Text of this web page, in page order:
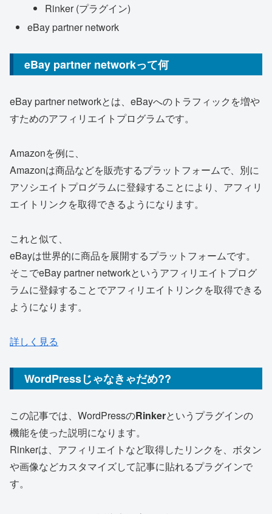
Rinker (プラグイン)
eBay partner network
eBay partner networkって何
eBay partner networkとは、eBayへのトラフィックを増や
すためのアフィリエイトプログラムです。
Amazonを例に、
Amazonは商品などを販売するプラットフォームで、別に
アソシエイトプログラムに登録することにより、アフィリ
エイトリンクを取得できるようになります。
これと似て、
eBayは世界的に商品を展開するプラットフォームです。
そこでeBay partner networkというアフィリエイトプログ
ラムに登録することでアフィリエイトリンクを取得できる
ようになります。
詳しく見る
WordPressじゃなきゃだめ??
この記事では、WordPressのRinkerというプラグインの
機能を使った説明になります。
Rinkerは、アフィリエイトなど取得したリンクを、ボタン
や画像などカスタマイズして記事に貼れるプラグインで
す。